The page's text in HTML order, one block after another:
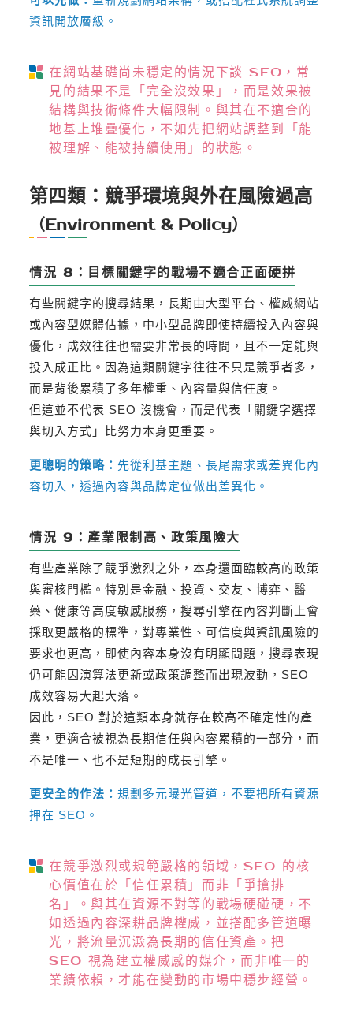
資訊開放層級。
在網站基礎尚未穩定的情況下談 SEO，常
見的結果不是「完全沒效果」，而是效果被
結構與技術條件大幅限制。與其在不適合的
地基上堆疊優化，不如先把網站調整到「能
被理解、能被持續使用」的狀態。
第四類：競爭環境與外在風險過高
（Environment & Policy）
情況 8：目標關鍵字的戰場不適合正面硬拼
有些關鍵字的搜尋結果，長期由大型平台、權威網站
或內容型媒體佔據，中小型品牌即使持續投入內容與
優化，成效往往也需要非常長的時間，且不一定能與
投入成正比。因為這類關鍵字往往不只是競爭者多，
而是背後累積了多年權重、內容量與信任度。
但這並不代表 SEO 沒機會，而是代表「關鍵字選擇
與切入方式」比努力本身更重要。
更聰明的策略： 先從利基主題、長尾需求或差異化內
容切入，透過內容與品牌定位做出差異化。
情況 9：產業限制高、政策風險大
有些產業除了競爭激烈之外，本身還面臨較高的政策
與審核門檻。特別是金融、投資、交友、博弈、醫
藥、健康等高度敏感服務，搜尋引擎在內容判斷上會
採取更嚴格的標準，對專業性、可信度與資訊風險的
要求也更高，即使內容本身沒有明顯問題，搜尋表現
仍可能因演算法更新或政策調整而出現波動，SEO
成效容易大起大落。
因此，SEO 對於這類本身就存在較高不確定性的產
業，更適合被視為長期信任與內容累積的一部分，而
不是唯一、也不是短期的成長引擎。
更安全的作法：規劃多元曝光管道，不要把所有資源
押在 SEO。
在競爭激烈或規範嚴格的領域，SEO 的核
心價值在於「信任累積」而非「爭搶排
名」。與其在資源不對等的戰場硬碰硬，不
如透過內容深耕品牌權威，並搭配多管道曝
光，將流量沉澱為長期的信任資產。把
SEO 視為建立權威感的媒介，而非唯一的
業績依賴，才能在變動的市場中穩步經營。